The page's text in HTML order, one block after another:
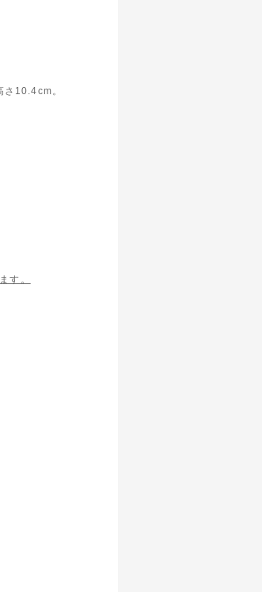
10.4cm。
す。